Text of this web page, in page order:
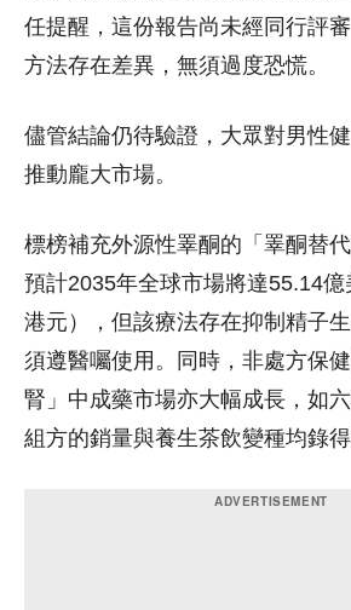
任提醒，這份報告尚未經同行評
方法存在差異，無須過度恐慌。
儘管結論仍待驗證，大眾對男性
推動龐大市場。
標榜補充外源性睪酮的「睪酮替代
預計2035年全球市場將達55.14
港元），但該療法存在抑制精子
須遵醫囑使用。同時，非處方保
腎」中成藥市場亦大幅成長，如
組方的銷量與養生茶飲變種均錄得